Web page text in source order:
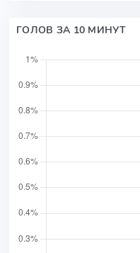
ГОЛОВ ЗА 10 МИНУТ